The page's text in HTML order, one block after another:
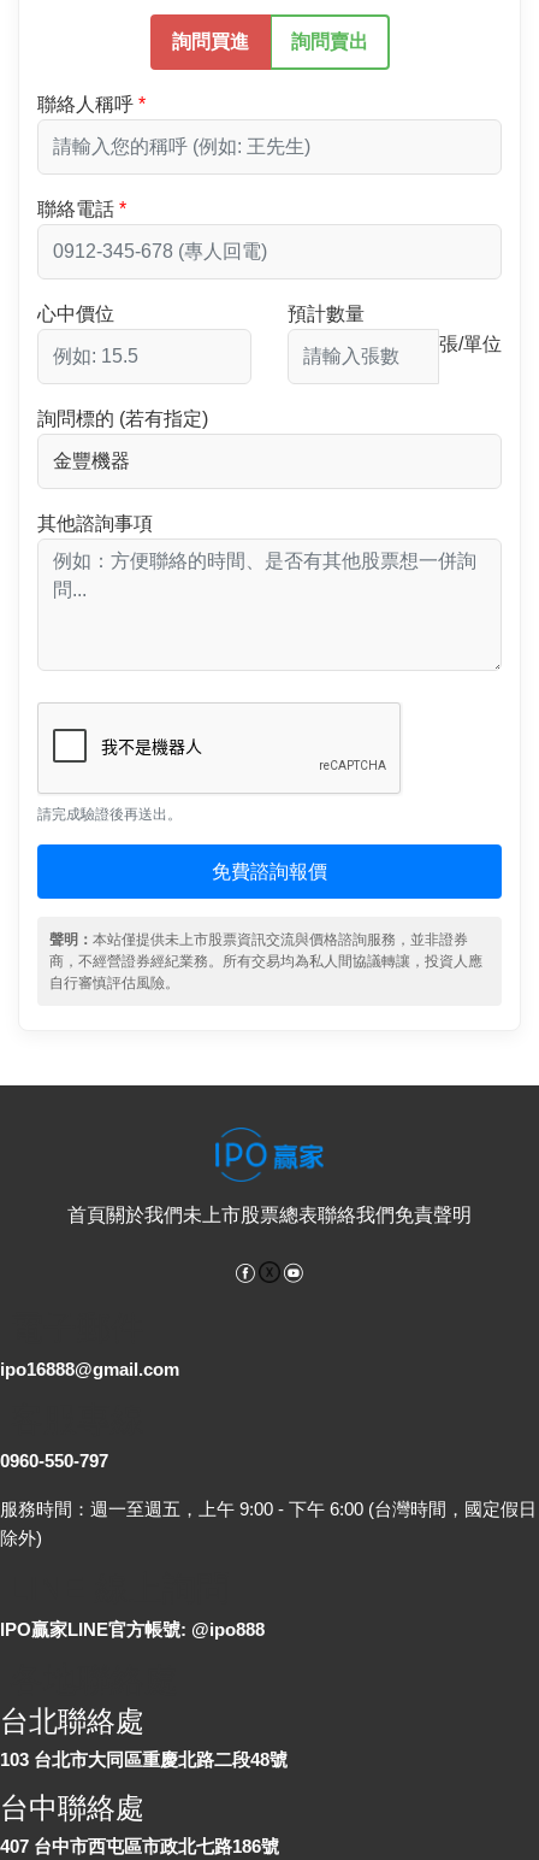
詢問買進 詢問賣出
聯絡人稱呼
聯絡電話
心中價位
預計數量
張/單位
詢問標的 (若有指定)
其他諮詢事項
請完成驗證後再送出。
免費諮詢報價
聲明： 本站僅提供未上市股票資訊交流與價格諮詢服務，並非證券
商，不經營證券經紀業務。所有交易均為私人間協議轉讓，投資人應
自行審慎評估風險。
首頁關於我們未上市股票總表聯絡我們免責聲明
Facebook
ipo16888@gmail.com
0960-550-797
服務時間：週一至週五，上午 9:00 - 下午 6:00 (台灣時間，國定假日
除外)
IPO贏家LINE官方帳號: @ipo888
台北聯絡處
103 台北市大同區重慶北路二段48號
台中聯絡處
407 台中市西屯區市政北七路186號